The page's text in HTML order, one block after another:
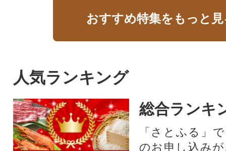
おすすめ特集をもっと
人気ランキング
総合ランキ
「さとふる」
のお申し込み